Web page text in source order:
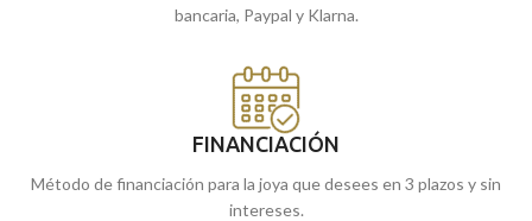
bancaria, Paypal y Klarna.
FINANCIACIÓN
Método de financiación para la joya que desees en 3 plazos y sin
intereses.